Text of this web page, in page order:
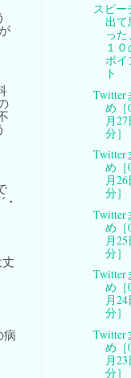
病
スピー
出て
った、
１
ポイ
ト
Twitter
め［
月27
分］
Twitter
め［
月26
分］
Twitter
め［
月25
分］
Twitter
め［
月24
分］
Twitter
め［
月23
分］